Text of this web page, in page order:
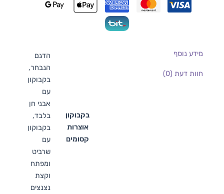
מידע נוסף
חוות דעת (0)
בקבוקון
אוצרות
קסומים
הדגם
הנבחר,
בקבוקון
עם
אבני חן
בלבד,
בקבוקון
עם
שרביט
ומפתח
וקצת
נצנצים